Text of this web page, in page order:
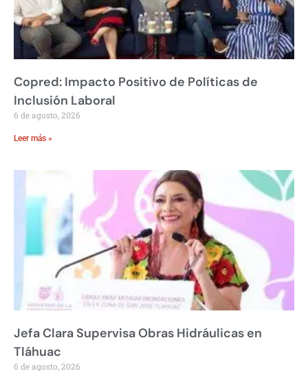
Copred: Impacto Positivo de Políticas de
Inclusión Laboral
6 de agosto, 2026
Leer más »
Jefa Clara Supervisa Obras Hidráulicas en
Tláhuac
6 de agosto, 2026